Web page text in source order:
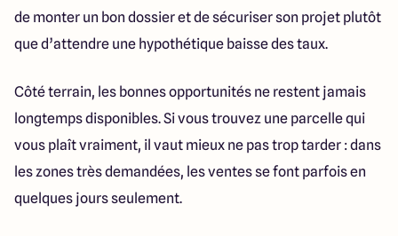
de monter un bon dossier et de sécuriser son projet plutôt
que d’attendre une hypothétique baisse des taux.
Côté terrain, les bonnes opportunités ne restent jamais
longtemps disponibles. Si vous trouvez une parcelle qui
vous plaît vraiment, il vaut mieux ne pas trop tarder : dans
les zones très demandées, les ventes se font parfois en
quelques jours seulement.